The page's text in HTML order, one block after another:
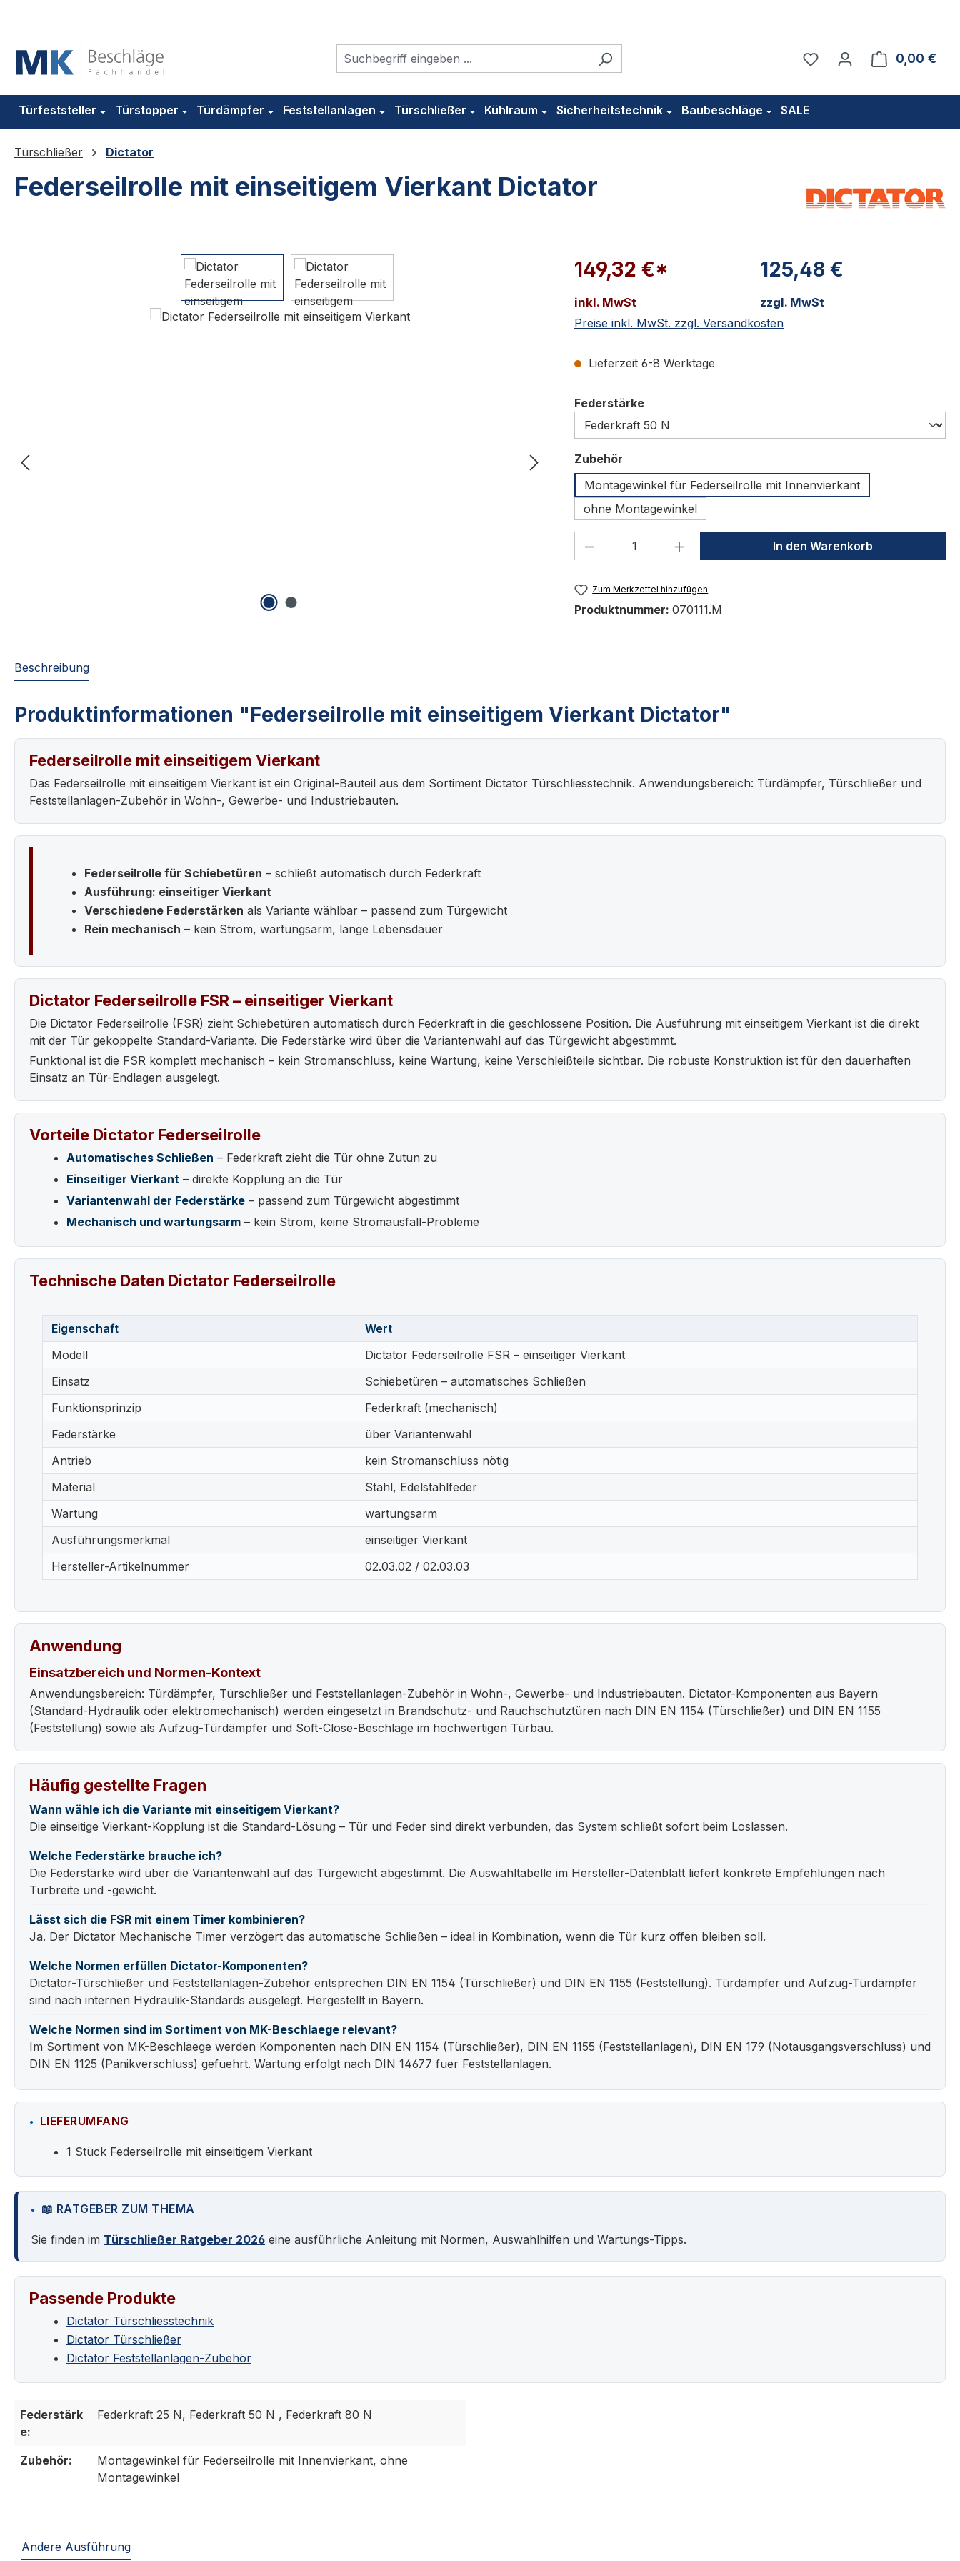
Du hast 0 Produkte auf
0,00 €
Türfeststeller Türstopper Türdämpfer Feststellanlagen Türschließer Kühlraum Sicherheitstechnik Baubeschläge SALE
Türschließer Dictator
Federseilrolle mit einseitigem Vierkant Dictator
149,32 €*
inkl. MwSt
125,48 €
zzgl. MwSt
Preise inkl. MwSt. zzgl. Versandkosten
Lieferzeit 6-8 Werktage
Federstärkeauswählen
Zubehör
Montagewinkel für Federseilrolle mit Innenvierkant
ohne Montagewinkel
Produkt Anzahl: Gib den gewünschten Wert
In den Warenkorb
Zum Merkzettel hinzufügen
Produktnummer: 070111.M
Beschreibung
Produktinformationen "Federseilrolle mit einseitigem Vierkant Dictator"
Federseilrolle mit einseitigem Vierkant
Das Federseilrolle mit einseitigem Vierkant ist ein Original-Bauteil aus dem Sortiment Dictator Türschliesstechnik. Anwendungsbereich: Türdämpfer, Türschließer und
Feststellanlagen-Zubehör in Wohn-, Gewerbe- und Industriebauten.
Federseilrolle für Schiebetüren – schließt automatisch durch Federkraft
Ausführung: einseitiger Vierkant
Verschiedene Federstärken als Variante wählbar – passend zum Türgewicht
Rein mechanisch – kein Strom, wartungsarm, lange Lebensdauer
Dictator Federseilrolle FSR – einseitiger Vierkant
Die Dictator Federseilrolle (FSR) zieht Schiebetüren automatisch durch Federkraft in die geschlossene Position. Die Ausführung mit einseitigem Vierkant ist die direkt
mit der Tür gekoppelte Standard-Variante. Die Federstärke wird über die Variantenwahl auf das Türgewicht abgestimmt.
Funktional ist die FSR komplett mechanisch – kein Stromanschluss, keine Wartung, keine Verschleißteile sichtbar. Die robuste Konstruktion ist für den dauerhaften
Einsatz an Tür-Endlagen ausgelegt.
Vorteile Dictator Federseilrolle
Automatisches Schließen – Federkraft zieht die Tür ohne Zutun zu
Einseitiger Vierkant – direkte Kopplung an die Tür
Variantenwahl der Federstärke – passend zum Türgewicht abgestimmt
Mechanisch und wartungsarm – kein Strom, keine Stromausfall-Probleme
Technische Daten Dictator Federseilrolle
Eigenschaft
Wert
Modell
Dictator Federseilrolle FSR – einseitiger Vierkant
Einsatz
Schiebetüren – automatisches Schließen
Funktionsprinzip
Federkraft (mechanisch)
Federstärke
über Variantenwahl
Antrieb
kein Stromanschluss nötig
Material
Stahl, Edelstahlfeder
Wartung
wartungsarm
Ausführungsmerkmal
einseitiger Vierkant
Hersteller-Artikelnummer
02.03.02 / 02.03.03
Anwendung
Einsatzbereich und Normen-Kontext
Anwendungsbereich: Türdämpfer, Türschließer und Feststellanlagen-Zubehör in Wohn-, Gewerbe- und Industriebauten. Dictator-Komponenten aus Bayern
(Standard-Hydraulik oder elektromechanisch) werden eingesetzt in Brandschutz- und Rauchschutztüren nach DIN EN 1154 (Türschließer) und DIN EN 1155
(Feststellung) sowie als Aufzug-Türdämpfer und Soft-Close-Beschläge im hochwertigen Türbau.
Häufig gestellte Fragen
Wann wähle ich die Variante mit einseitigem Vierkant?
Die einseitige Vierkant-Kopplung ist die Standard-Lösung – Tür und Feder sind direkt verbunden, das System schließt sofort beim Loslassen.
Welche Federstärke brauche ich?
Die Federstärke wird über die Variantenwahl auf das Türgewicht abgestimmt. Die Auswahltabelle im Hersteller-Datenblatt liefert konkrete Empfehlungen nach
Türbreite und -gewicht.
Lässt sich die FSR mit einem Timer kombinieren?
Ja. Der Dictator Mechanische Timer verzögert das automatische Schließen – ideal in Kombination, wenn die Tür kurz offen bleiben soll.
Welche Normen erfüllen Dictator-Komponenten?
Dictator-Türschließer und Feststellanlagen-Zubehör entsprechen DIN EN 1154 (Türschließer) und DIN EN 1155 (Feststellung). Türdämpfer und Aufzug-Türdämpfer
sind nach internen Hydraulik-Standards ausgelegt. Hergestellt in Bayern.
Welche Normen sind im Sortiment von MK-Beschlaege relevant?
Im Sortiment von MK-Beschlaege werden Komponenten nach DIN EN 1154 (Türschließer), DIN EN 1155 (Feststellanlagen), DIN EN 179 (Notausgangsverschluss) und
DIN EN 1125 (Panikverschluss) gefuehrt. Wartung erfolgt nach DIN 14677 fuer Feststellanlagen.
LIEFERUMFANG
1 Stück Federseilrolle mit einseitigem Vierkant
📖 RATGEBER ZUM THEMA
Sie finden im Türschließer Ratgeber 2026 eine ausführliche Anleitung mit Normen, Auswahlhilfen und Wartungs-Tipps.
Passende Produkte
Dictator Türschliesstechnik
Dictator Türschließer
Dictator Feststellanlagen-Zubehör
Federstärk
e:
Federkraft 25 N, Federkraft 50 N , Federkraft 80 N
Zubehör:
Montagewinkel für Federseilrolle mit Innenvierkant, ohne
Montagewinkel
Andere Ausführung